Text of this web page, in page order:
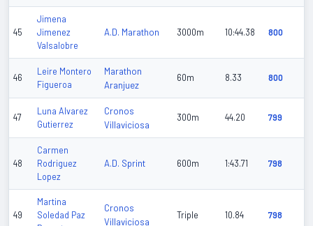
45
Jimena
Jimenez
Valsalobre
A.D. Marathon 3000m 10:44.38 800
46
Leire Montero
Figueroa
Marathon
Aranjuez
60m 8.33 800
47
Luna Alvarez
Gutierrez
Cronos
Villaviciosa
300m 44.20 799
48
Carmen
Rodriguez
Lopez
A.D. Sprint 600m 1:43.71 798
49
Martina
Soledad Paz
Cronos
Villaviciosa
Triple 10.84 798